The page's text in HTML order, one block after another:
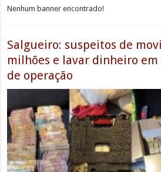
Nenhum banner encontrado!
Salgueiro: suspeitos de
milhões e lavar dinheiro em
de operação